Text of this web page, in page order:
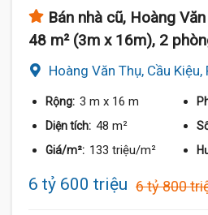
Bán nhà cũ, Hoàng
48 m² (3m x 16m), 2
Hoàng Văn Thụ, Cầu Kiệu,
Rộng: 3 m x 16 m
Diện tích: 48 m²
Giá/m²: 133 triệu/m²
6 tỷ 600 triệu 6 tỷ 800